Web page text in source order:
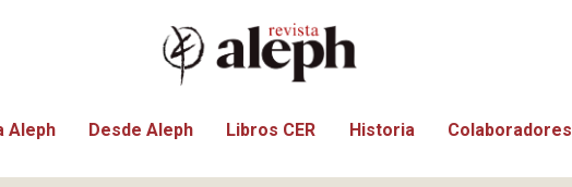
Aleph Desde Aleph Libros CER Historia Colaboradores